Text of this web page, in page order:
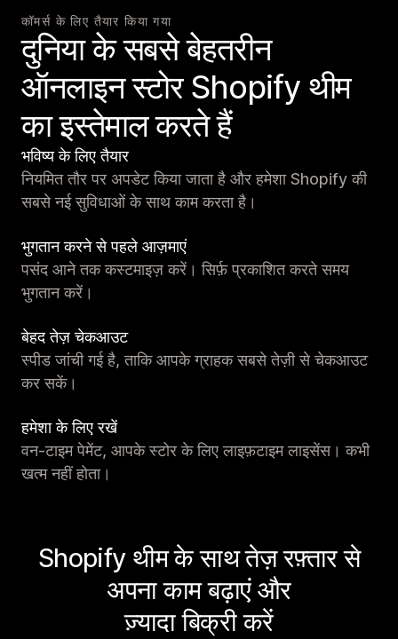
कॉमर्स के लिए तैयार किया गया
दुनिया के सबसे बेहतरीन
ऑनलाइन स्टोर Shopify थीम
का इस्तेमाल करते हैं
भविष्य के लिए तैयार
नियमित तौर पर अपडेट किया जाता है और हमेशा Shopify की
सबसे नई सुविधाओं के साथ काम करता है।
भुगतान करने से पहले आज़माएं
पसंद आने तक कस्टमाइज़ करें। सिर्फ़ प्रकाशित करते समय
भुगतान करें।
बेहद तेज़ चेकआउट
स्पीड जांची गई है, ताकि आपके ग्राहक सबसे तेज़ी से चेकआउट
कर सकें।
हमेशा के लिए रखें
वन-टाइम पेमेंट, आपके स्टोर के लिए लाइफ़टाइम लाइसेंस। कभी
खत्म नहीं होता।
Shopify थीम के साथ तेज़ रफ़्तार से
अपना काम बढ़ाएं और
ज़्यादा बिक्री करें